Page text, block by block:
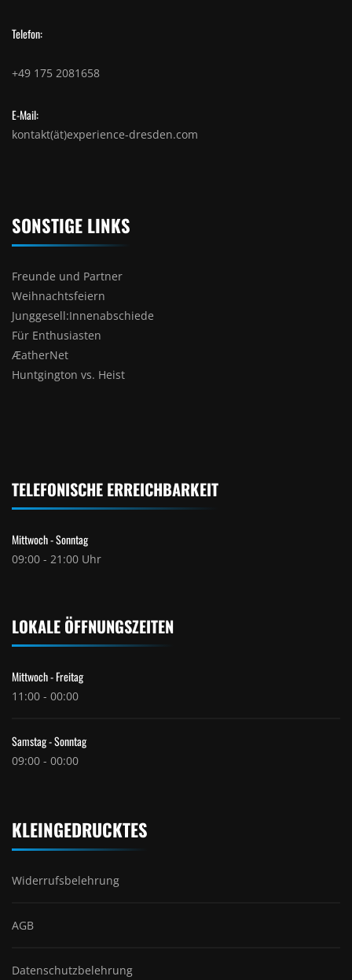
Telefon:
+49 175 2081658
E-Mail:
kontakt(ät)experience-dresden.com
SONSTIGE LINKS
Freunde und Partner
Weihnachtsfeiern
Junggesell:Innenabschiede
Für Enthusiasten
ÆatherNet
Huntgington vs. Heist
TELEFONISCHE ERREICHBARKEIT
Mittwoch - Sonntag
09:00 - 21:00 Uhr
LOKALE ÖFFNUNGSZEITEN
Mittwoch - Freitag
11:00 - 00:00
Samstag - Sonntag
09:00 - 00:00
KLEINGEDRUCKTES
Widerrufsbelehrung
AGB
Datenschutzbelehrung